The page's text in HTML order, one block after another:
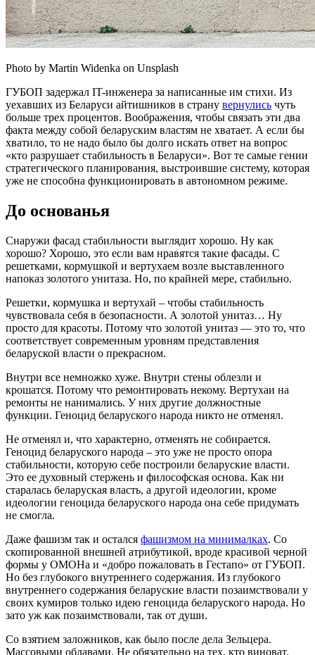
Photo by Martin Widenka on Unsplash
ГУБОП задержал IT-инженера за написанные им стихи. Из
уехавших из Беларуси айтишников в страну вернулись чуть
больше трех процентов. Воображения, чтобы связать эти два
факта между собой беларуским властям не хватает. А если бы
хватило, то не надо было бы долго искать ответ на вопрос
«кто разрушает стабильность в Беларуси». Вот те самые гении
стратегического планирования, выстроившие систему, которая
уже не способна функционировать в автономном режиме.
До основанья
Снаружи фасад стабильности выглядит хорошо. Ну как
хорошо? Хорошо, это если вам нравятся такие фасады. С
решетками, кормушкой и вертухаем возле выставленного
напоказ золотого унитаза. Но, по крайней мере, стабильно.
Решетки, кормушка и вертухай – чтобы стабильность
чувствовала себя в безопасности. А золотой унитаз… Ну
просто для красоты. Потому что золотой унитаз — это то, что
соответствует современным уровням представления
беларуской власти о прекрасном.
Внутри все немножко хуже. Внутри стены облезли и
крошатся. Потому что ремонтировать некому. Вертухаи на
ремонты не нанимались. У них другие должностные
функции. Геноцид беларуского народа никто не отменял.
Не отменял и, что характерно, отменять не собирается.
Геноцид беларуского народа – это уже не просто опора
стабильности, которую себе построили беларуские власти.
Это ее духовный стержень и философская основа. Как ни
старалась беларуская власть, а другой идеологии, кроме
идеологии геноцида беларуского народа она себе придумать
не смогла.
Даже фашизм так и остался фашизмом на минималках. Со
скопированной внешней атрибутикой, вроде красивой черной
формы у ОМОНа и «добро пожаловать в Гестапо» от ГУБОП.
Но без глубокого внутреннего содержания. Из глубокого
внутреннего содержания беларуские власти позаимствовали у
своих кумиров только идею геноцида беларуского народа. Но
зато уж как позаимствовали, так от души.
Со взятием заложников, как было после дела Зельцера.
Массовыми облавами. Не обязательно на тех, кто виноват.